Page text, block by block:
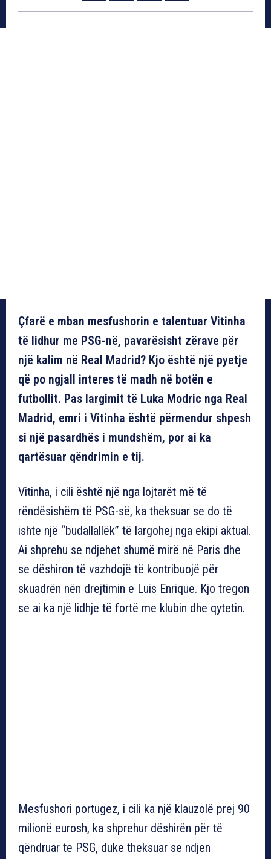
Çfarë e mban mesfushorin e talentuar Vitinha
të lidhur me PSG-në, pavarësisht zërave për
një kalim në Real Madrid? Kjo është një pyetje
që po ngjall interes të madh në botën e
futbollit. Pas largimit të Luka Modric nga Real
Madrid, emri i Vitinha është përmendur shpesh
si një pasardhës i mundshëm, por ai ka
qartësuar qëndrimin e tij.
Vitinha, i cili është një nga lojtarët më të
rëndësishëm të PSG-së, ka theksuar se do të
ishte një “budallallëk” të largohej nga ekipi aktual.
Ai shprehu se ndjehet shumë mirë në Paris dhe
se dëshiron të vazhdojë të kontribuojë për
skuadrën nën drejtimin e Luis Enrique. Kjo tregon
se ai ka një lidhje të fortë me klubin dhe qytetin.
Mesfushori portugez, i cili ka një klauzolë prej 90
milionë eurosh, ka shprehur dëshirën për të
qëndruar te PSG, duke theksuar se ndjen